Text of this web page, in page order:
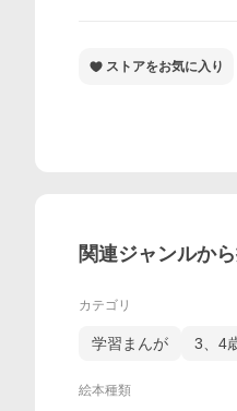
ストアをお気に入り
関連ジャンルか
カテゴリ
学習まんが 3、4
絵本種類